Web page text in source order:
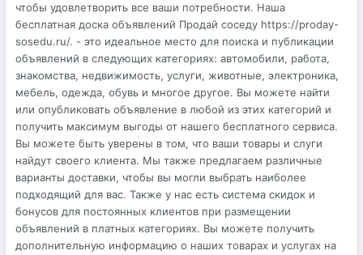
чтобы удовлетворить все ваши потребности. Наша
бесплатная доска объявлений Продай соседу https://proday-
sosedu.ru/. - это идеальное место для поиска и публикации
объявлений в следующих категориях: автомобили, работа,
знакомства, недвижимость, услуги, животные, электроника,
мебель, одежда, обувь и многое другое. Вы можете найти
или опубликовать объявление в любой из этих категорий и
получить максимум выгоды от нашего бесплатного сервиса.
Вы можете быть уверены в том, что ваши товары и слуги
найдут своего клиента. Мы также предлагаем различные
варианты доставки, чтобы вы могли выбрать наиболее
подходящий для вас. Также у нас есть система скидок и
бонусов для постоянных клиентов при размещении
объявлений в платных категориях. Вы можете получить
дополнительную информацию о наших товарах и услугах на